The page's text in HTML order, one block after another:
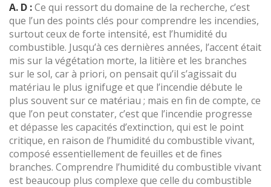
A. D :Ce qui ressort du domaine de la recherche, c’est
que l’un des points clés pour comprendre les incendies,
surtout ceux de forte intensité, est l’humidité du
combustible. Jusqu’à ces dernières années, l’accent était
mis sur la végétation morte, la litière et les branches
sur le sol, car à priori, on pensait qu’il s’agissait du
matériau le plus ignifuge et que l’incendie débute le
plus souvent sur ce matériau ; mais en fin de compte, ce
que l’on peut constater, c’est que l’incendie progresse
et dépasse les capacités d’extinction, qui est le point
critique, en raison de l’humidité du combustible vivant,
composé essentiellement de feuilles et de fines
branches. Comprendre l’humidité du combustible vivant
est beaucoup plus complexe que celle du combustible